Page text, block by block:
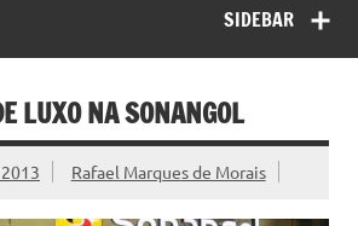
SIDEBAR
LUXO NA SONANGOL
Rafael Marques de Morais